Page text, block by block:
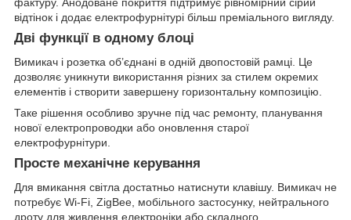
відтінок і додає електрофурнітурі більш преміального вигляду.
Дві функції в одному блоці
Вимикач і розетка об’єднані в одній двопостовій рамці. Це
дозволяє уникнути використання різних за стилем окремих
елементів і створити завершену горизонтальну композицію.
Таке рішення особливо зручне під час ремонту, планування
нової електропроводки або оновлення старої
електрофурнітури.
Просте механічне керування
Для вмикання світла достатньо натиснути клавішу. Вимикач не
потребує Wi-Fi, ZigBee, мобільного застосунку, нейтрального
дроту для живлення електроніки або складного